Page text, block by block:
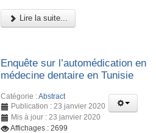
Lire la suite...
Enquête sur l’automédication en
médecine dentaire en Tunisie
Catégorie :Abstract
Publication : 23 janvier 2020
Mis à jour : 23 janvier 2020
Affichages : 2699